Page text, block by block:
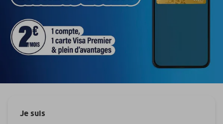
Je suis